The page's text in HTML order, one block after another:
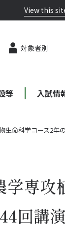
View this
対象者別
等 入試情
生命科学コース2年
学専
回講